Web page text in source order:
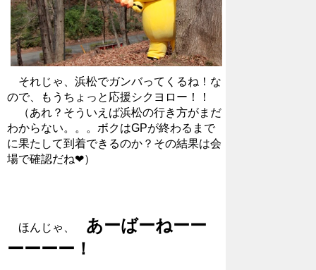
それじゃ、浜松でガンバってくるね！な
ので、もうちょっと応援シクヨロー！！
（あれ？そういえば浜松の行き方がまだ
わからない。。。ボクはGPが終わるまで
に果たして到着できるのか？その結果は会
場で確認だね❤）
ほんじゃ、 あーばーねーー
ーーーー！